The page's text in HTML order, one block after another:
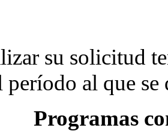
su solicitud
período al que
Programas